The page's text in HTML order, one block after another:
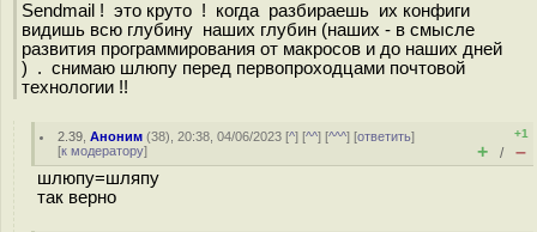
Sendmail ! это круто ! когда разбираешь их конфиги
видишь всю глубину наших глубин (наших - в смысле
развития программирования от макросов и до наших дней
) . снимаю шлюпу перед первопроходцами почтовой
технологии !!
2.39 ,Аноним (38), 20:38, 04/06/2023 [^] [^^] [^^^] [ответить]
[к модератору]
+1
+ / –
шлюпу=шляпу
так верно